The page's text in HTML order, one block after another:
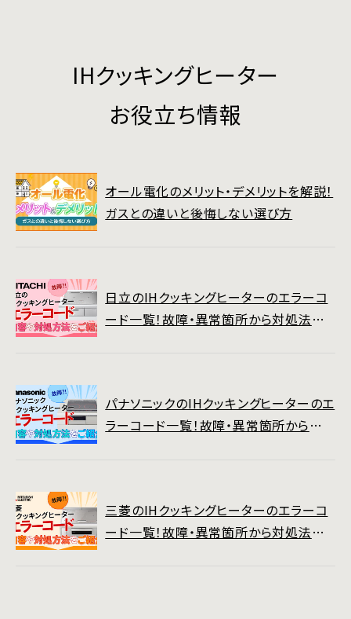
IHクッキングヒーター
お役立ち情報
オール電化のメリット・デメリットを解説！
ガスとの違いと後悔しない選び方
日立のIHクッキングヒーターのエラーコ
ード一覧！故障・異常箇所から対処法ま
パナソニックのIHクッキングヒーターのエ
ラーコード一覧！故障・異常箇所から対
三菱のIHクッキングヒーターのエラーコ
ード一覧！故障・異常箇所から対処法ま